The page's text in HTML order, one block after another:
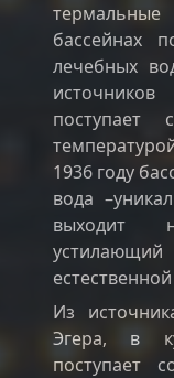
бассейнах
лечебных
поступает
1936 году
вода
выходит
Из
Эгера, в
поступает